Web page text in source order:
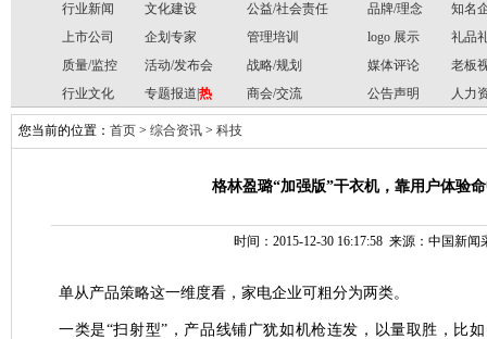
行业新闻 文化建设 公益/社会责任 品牌/理念
知名
上市公司
企划专家 管理培训 logo 展示
礼品
质量/监控
活动/发布会 战略/规划 媒体评论
老板
行业文化
专题报道| 热 商会/交流 公告声明 人力
您当前的位置： 首页 > 综合资讯 > 科技
格林盈璐“加强版”干衣机，靠用户体验
时间：2015-12-30 16:17:58 来源：中国新
单从产品策略这一维度看，家电企业可粗分为两类。
一类是“扫射型”，产品线铺广犹如机枪连发，以量取胜，比